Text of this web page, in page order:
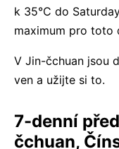
k 35°C do
maximum pro toto
V Jin-čchuan jsou
ven a užijte si to.
7-denní
čchuan,